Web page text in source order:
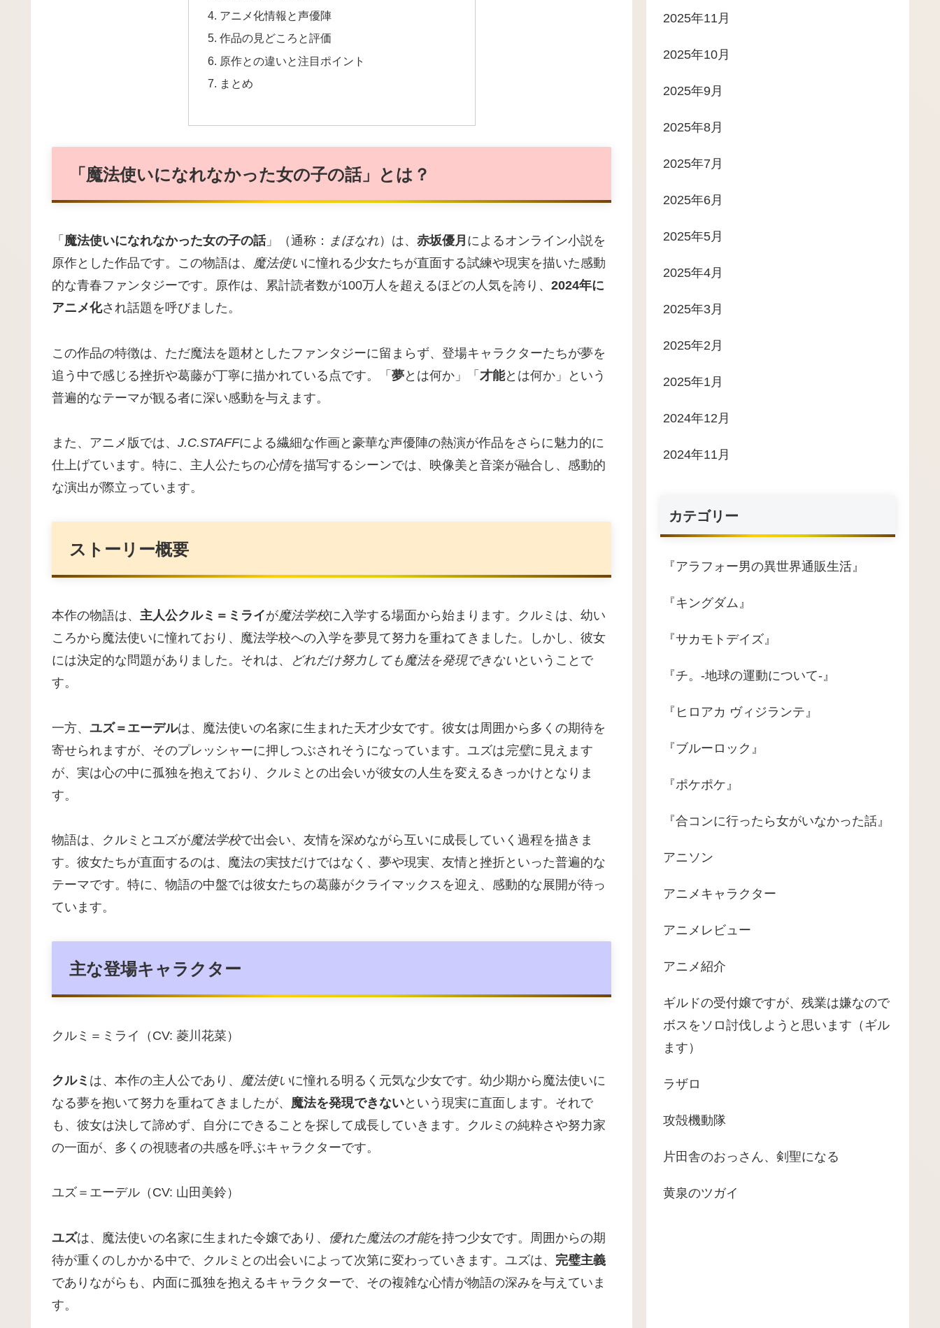
アニメ化情報と声優陣
作品の見どころと評価
原作との違いと注目ポイント
まとめ
「魔法使いになれなかった女の子の話」とは？
「 魔法使いになれなかった女の子の話」（通称： まほなれ）は、 赤坂優月 によるオンライン小説を
原作とした作品です。この物語は、 魔法使いに憧れる少女たちが直面する試練や現実を描いた感動
的な青春ファンタジーです。原作は、累計読者数が100万人を超えるほどの人気を誇り、 2024年に
アニメ化され話題を呼びました。
この作品の特徴は、ただ魔法を題材としたファンタジーに留まらず、登場キャラクターたちが夢を
追う中で感じる挫折や葛藤が丁寧に描かれている点です。「 夢とは何か」「 才能とは何か」という
普遍的なテーマが観る者に深い感動を与えます。
また、アニメ版では、 J.C.STAFFによる繊細な作画と豪華な声優陣の熱演が作品をさらに魅力的に
仕上げています。特に、主人公たちの心情を描写するシーンでは、映像美と音楽が融合し、感動的
な演出が際立っています。
ストーリー概要
本作の物語は、 主人公クルミ＝ミライが魔法学校に入学する場面から始まります。クルミは、幼い
ころから魔法使いに憧れており、魔法学校への入学を夢見て努力を重ねてきました。しかし、彼女
には決定的な問題がありました。それは、
どれだけ努力しても魔法を発現できないということで
す。
一方、 ユズ＝エーデルは、魔法使いの名家に生まれた天才少女です。彼女は周囲から多くの期待を
寄せられますが、そのプレッシャーに押しつぶされそうになっています。ユズは 完璧に見えます
が、実は心の中に孤独を抱えており、クルミとの出会いが彼女の人生を変えるきっかけとなりま
す。
物語は、クルミとユズが魔法学校で出会い、友情を深めながら互いに成長していく過程を描きま
す。彼女たちが直面するのは、魔法の実技だけではなく、夢や現実、友情と挫折といった普遍的な
テーマです。特に、物語の中盤では彼女たちの葛藤がクライマックスを迎え、感動的な展開が待っ
ています。
主な登場キャラクター
クルミ＝ミライ（CV: 菱川花菜）
クルミ は、本作の主人公であり、 魔法使いに憧れる明るく元気な少女です。幼少期から魔法使いに
なる夢を抱いて努力を重ねてきましたが、 魔法を発現できないという現実に直面します。それで
も、彼女は決して諦めず、自分にできることを探して成長していきます。クルミの純粋さや努力家
の一面が、多くの視聴者の共感を呼ぶキャラクターです。
ユズ＝エーデル（CV: 山田美鈴）
ユズは、魔法使いの名家に生まれた令嬢であり、 優れた魔法の才能を持つ少女です。周囲からの期
待が重くのしかかる中で、クルミとの出会いによって次第に変わっていきます。ユズは、 完璧主義
でありながらも、内面に孤独を抱えるキャラクターで、その複雑な心情が物語の深みを与えていま
す。
2025年11月
2025年10月
2025年9月
2025年8月
2025年7月
2025年6月
2025年5月
2025年4月
2025年3月
2025年2月
2025年1月
2024年12月
2024年11月
カテゴリー
『アラフォー男の異世界通販生活』
『キングダム』
『サカモトデイズ』
『チ。-地球の運動について-』
『ヒロアカ ヴィジランテ』
『ブルーロック』
『ポケポケ』
『合コンに行ったら女がいなかった話』
アニソン
アニメキャラクター
アニメレビュー
アニメ紹介
ギルドの受付嬢ですが、残業は嫌なので
ボスをソロ討伐しようと思います（ギル
ます）
ラザロ
攻殻機動隊
片田舎のおっさん、剣聖になる
黄泉のツガイ